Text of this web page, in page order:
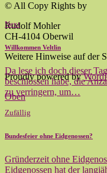
© All Copy Rights by
Rudolf Mohler
CH-4104 Oberwil
Weitere Hinweise auf der
Proudly powered by
Oben
Next
Willkommen Veltlin
Da lese ich doch dieser
beschlossen habe, die
zu verringern, um…
Zufällig
Bundesfeier ohne Eidgenossen?
Gründerzeit ohne
Eidgenossen hat der